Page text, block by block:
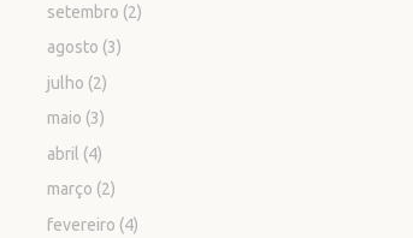
setembro (2)
agosto (3)
julho (2)
maio (3)
abril (4)
março (2)
fevereiro (4)